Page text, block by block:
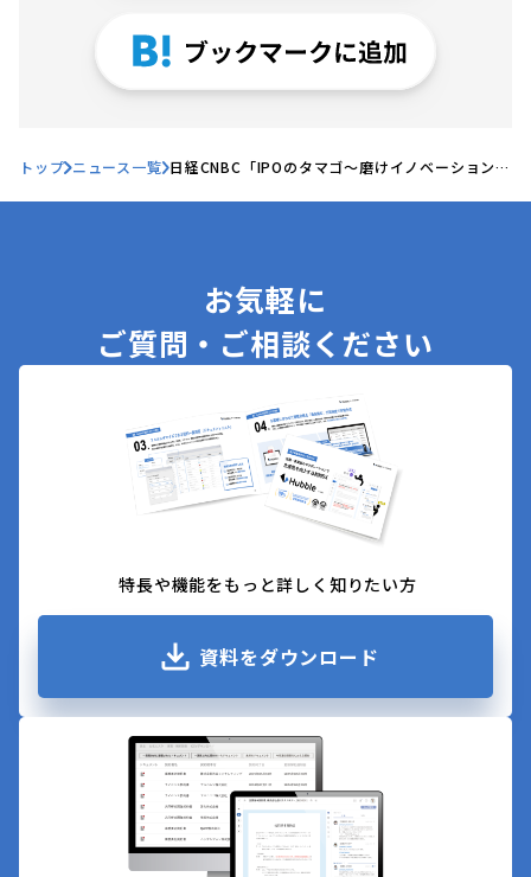
トップ ニュース一覧 日経CNBC「IPOのタマゴ〜磨けイノベーション」
お気軽に
ご質問・ご相談ください
特長や機能をもっと詳しく知りたい方
資料をダウンロード